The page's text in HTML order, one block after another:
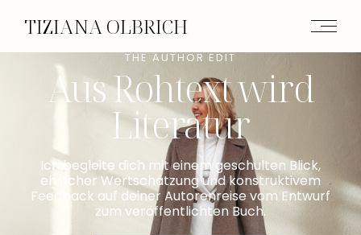
TIZIANA OLBRICH
THE AUTHOR EDIT
Aus Rohtext wird
Literatur
Ich begleite dich mit einem geschulten Blick,
ehrlicher Wertschätzung und konstruktivem
Feedback auf deiner Autorenreise vom Entwurf
zum veröffentlichten Buch.